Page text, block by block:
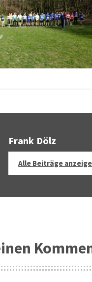
Frank Dölz
Alle Beiträge